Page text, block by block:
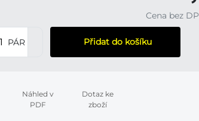
Cena bez
PÁR Přidat do košíku
Náhled v
PDF
Dotaz ke
zboží